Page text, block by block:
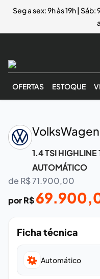
Seg a sex: 9h às 19h |
OFERTAS ESTOQUE
VolksWagen
1.4 TSI
AUTOMÁTICO
de R$71.900,00
por R$
Ficha técnica
Automático